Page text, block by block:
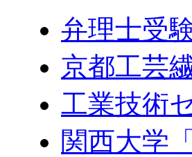
弁理士受
京都工芸
工業技術
関西大学